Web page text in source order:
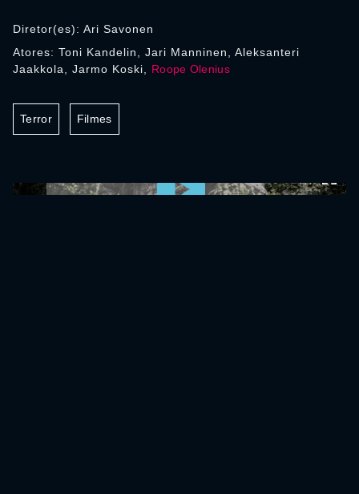
Diretor(es): Ari Savonen
Atores: Toni Kandelin, Jari Manninen, Aleksanteri
Jaakkola, Jarmo Koski, Roope Olenius
Terror Filmes